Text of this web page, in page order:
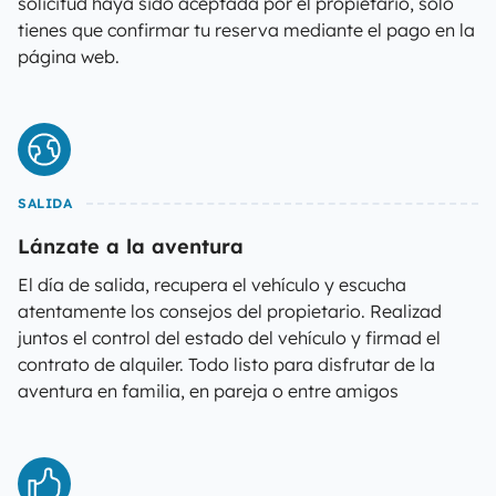
tienes que confirmar tu reserva mediante el pago en la
página web.
SALIDA
Lánzate a la aventura
El día de salida, recupera el vehículo y escucha
atentamente los consejos del propietario. Realizad
juntos el control del estado del vehículo y firmad el
contrato de alquiler. Todo listo para disfrutar de la
aventura en familia, en pareja o entre amigos